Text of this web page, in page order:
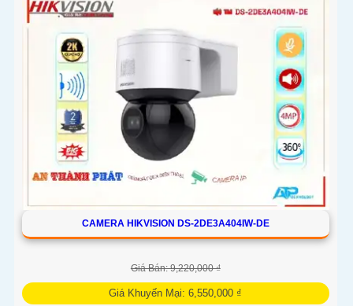
CAMERA HIKVISION DS-2DE3A404IW-DE
Giá Bán: 9,220,000 ₫
Giá Khuyến Mại: 6,550,000 ₫